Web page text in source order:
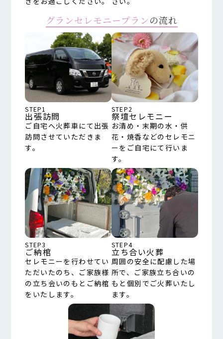
グランセレモニープランの流れ
STEP1
出張訪問
ご自宅へ火葬車にて出張
訪問させていただきま
す。
STEP2
祭壇セレモニー
お清め・末期の水・供
花・焼香などのセレモニ
ーをご自宅にて行いま
す。
STEP3
ご納棺
セレモニーを行わせてい
ただいたのち、ご家族様
の立ち会いのもとご納棺
をいたします。
STEP4
立ち合い火葬
周囲の安全に配慮した場
所で、ご家族立ち合いの
もと個別でご火葬いたし
ます。